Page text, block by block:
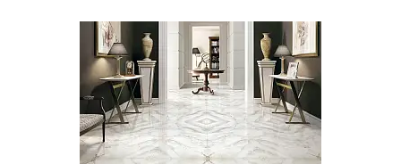
марки выделяется оригинальностью и доступностью
для широкого круга потребителей благодаря умеренной
ценовой категории. Плитка Itaca завоевала
популярность в Индии и постепенно выходит на
международный рынок, демонстрируя высокую
конкуренцию с европейскими производителями.
Одной из инноваций компании стало введение